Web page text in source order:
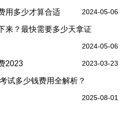
用多少才算合适 2024-05-06
来？最快需要多少天拿证
2024-05-06
2023 2023-03-23
试多少钱费用全解析？
2025-08-01